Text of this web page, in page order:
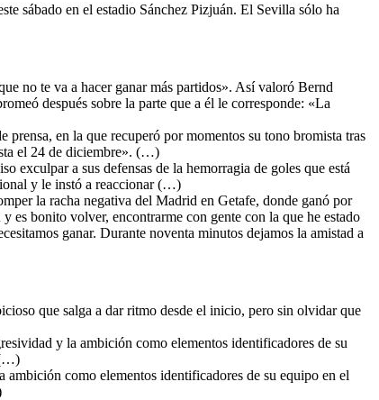
sábado en el estadio Sánchez Pizjuán. El Sevilla sólo ha
no te va a hacer ganar más partidos». Así valoró Bernd
después sobre la parte que a él le corresponde: «La
en la que recuperó por momentos su tono bromista tras
el 24 de diciembre». (…)
exculpar a sus defensas de la hemorragia de goles que está
y le instó a reaccionar (…)
la racha negativa del Madrid en Getafe, donde ganó por
es bonito volver, encontrarme con gente con la que he estado
ganar. Durante noventa minutos dejamos la amistad a
que salga a dar ritmo desde el inicio, pero sin olvidar que
y la ambición como elementos identificadores de su
(…)
como elementos identificadores de su equipo en el